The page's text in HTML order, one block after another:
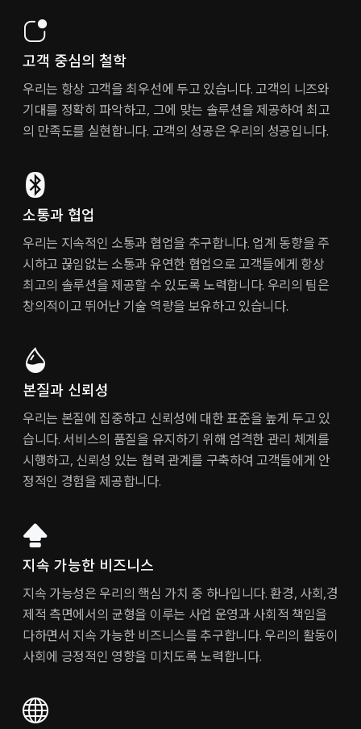
고객 중심의 철학
우리는 항상 고객을 최우선에 두고 있습니다. 고객의 니즈와
기대를 정확히 파악하고, 그에 맞는 솔루션을 제공하여 최고
의 만족도를 실현합니다. 고객의 성공은 우리의 성공입니다.
소통과 협업
우리는 지속적인 소통과 협업을 추구합니다. 업계 동향을 주
시하고 끊임없는 소통과 유연한 협업으로 고객들에게 항상
최고의 솔루션을 제공할 수 있도록 노력합니다. 우리의 팀은
창의적이고 뛰어난 기술 역량을 보유하고 있습니다.
본질과 신뢰성
우리는 본질에 집중하고 신뢰성에 대한 표준을 높게 두고 있
습니다. 서비스의 품질을 유지하기 위해 엄격한 관리 체계를
시행하고, 신뢰성 있는 협력 관계를 구축하여 고객들에게 안
정적인 경험을 제공합니다.
지속 가능한 비즈니스
지속 가능성은 우리의 핵심 가치 중 하나입니다. 환경, 사회,경
제적 측면에서의 균형을 이루는 사업 운영과 사회적 책임을
다하면서 지속 가능한 비즈니스를 추구합니다. 우리의 활동이
사회에 긍정적인 영향을 미치도록 노력합니다.